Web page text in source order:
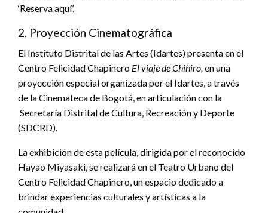
‘Reserva aquí’.
2. Proyección Cinematográfica
El Instituto Distrital de las Artes (Idartes) presenta en el
Centro Felicidad Chapinero El viaje de Chihiro,en una
proyección especial organizada por el Idartes, a través
de la Cinemateca de Bogotá, en articulación con la
Secretaría Distrital de Cultura, Recreación y Deporte
(SDCRD).
La exhibición de esta película, dirigida por el reconocido
Hayao Miyasaki, se realizará en el Teatro Urbano del
Centro Felicidad Chapinero, un espacio dedicado a
brindar experiencias culturales y artísticas a la